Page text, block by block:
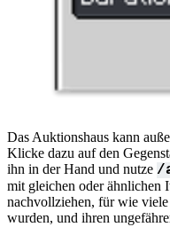
Das Auktionshaus kann
Klicke dazu auf den
ihn in der Hand und nutze /
mit gleichen oder ähnlichen
nachvollziehen, für wie
wurden, und ihren